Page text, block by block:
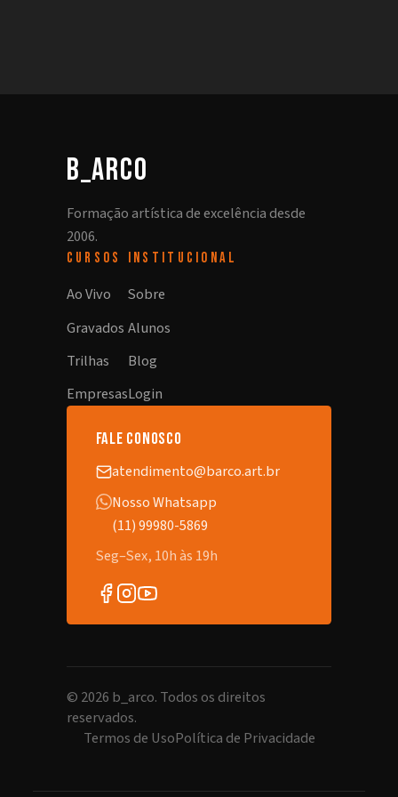
b_arco
Formação artística de excelência desde
2006.
CURSOS
Ao Vivo
Gravados
Trilhas
Empresas
INSTITUCIONAL
Sobre
Alunos
Blog
Login
fale conosco
atendimento@barco.art.br
Nosso Whatsapp
(11) 99980-5869
Seg–Sex, 10h às 19h
© 2026 b_arco. Todos os direitos
reservados.
Termos de UsoPolítica de Privacidade